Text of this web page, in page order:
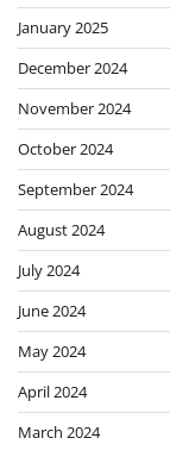
January 2025
December 2024
November 2024
October 2024
September 2024
August 2024
July 2024
June 2024
May 2024
April 2024
March 2024